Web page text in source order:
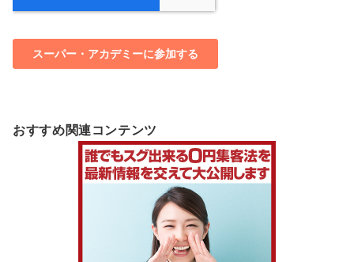
おすすめ関連コンテンツ